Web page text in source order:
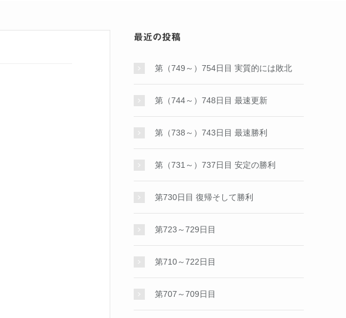
最近の投稿
第（749～）754日目 実質的には敗北
第（744～）748日目 最速更新
第（738～）743日目 最速勝利
第（731～）737日目 安定の勝利
第730日目 復帰そして勝利
第723～729日目
第710～722日目
第707～709日目